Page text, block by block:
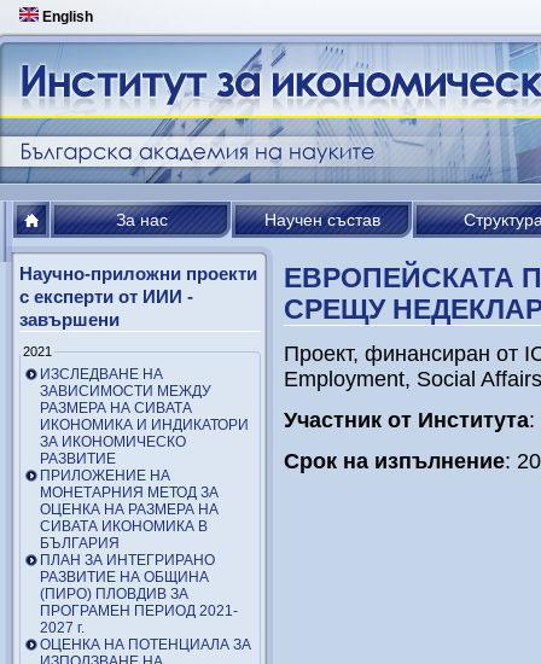
English
За нас Научен състав
Научно-приложни проекти
с експерти от ИИИ -
завършени
2021
ИЗСЛЕДВАНЕ НА
ЗАВИСИМОСТИ МЕЖДУ
РАЗМЕРА НА СИВАТА
ИКОНОМИКА И ИНДИКАТОРИ
ЗА ИКОНОМИЧЕСКО
РАЗВИТИЕ
ПРИЛОЖЕНИЕ НА
МОНЕТАРНИЯ МЕТОД ЗА
ОЦЕНКА НА РАЗМЕРА НА
СИВАТА ИКОНОМИКА В
БЪЛГАРИЯ
ПЛАН ЗА ИНТЕГРИРАНО
РАЗВИТИЕ НА ОБЩИНА
(ПИРО) ПЛОВДИВ ЗА
ПРОГРАМЕН ПЕРИОД 2021-
2027 г.
ОЦЕНКА НА ПОТЕНЦИАЛА ЗА
ЕВРОПЕЙСКАТА
СРЕЩУ
Проект, финансиран от
Employment, Social
Участник от Института:
Срок на изпълнение: